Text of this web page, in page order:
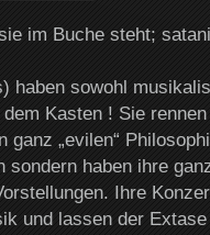
im Buche steht;
haben sowohl
Kasten ! Sie
ganz „evilen“
haben ihre
Ihre
und lassen der